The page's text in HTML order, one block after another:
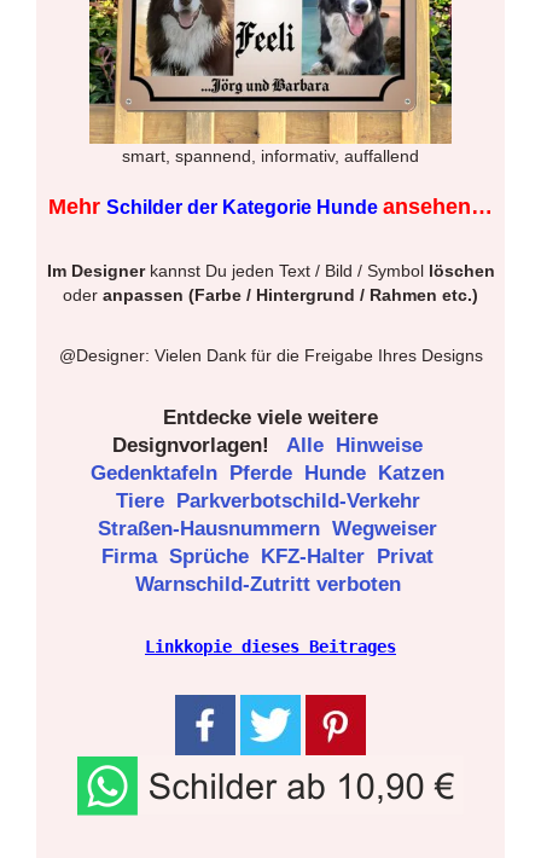
smart, spannend, informativ, auffallend
Mehr Schilder der Kategorie Hunde ansehen…
Im Designerkannst Du jeden Text / Bild / Symbol löschen
oder anpassen (Farbe / Hintergrund / Rahmen etc.)
@Designer: Vielen Dank für die Freigabe Ihres Designs
Entdecke viele weitere
Designvorlagen!
Alle Hinweise
Gedenktafeln Pferde Hunde Katzen
Tiere Parkverbotschild-Verkehr
Straßen-Hausnummern Wegweiser
Firma Sprüche KFZ-Halter Privat
Warnschild-Zutritt verboten
Linkkopie dieses Beitrages